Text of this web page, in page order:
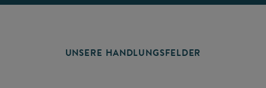
UNSERE HANDLUNGSFELDER